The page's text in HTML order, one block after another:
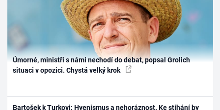
Úmorné, ministři s námi nechodí do debat, popsal Grolich
situaci v opozici. Chystá velký krok
Bartošek k Turkovi: Hyenismus a nehoráznost. Ke stíhání by